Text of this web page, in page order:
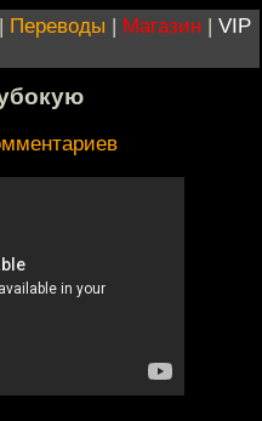
| Переводы | Магазин | VIP